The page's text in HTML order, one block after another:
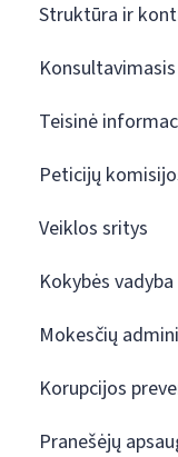
Struktūra ir
Teisinė
Peticijų
Veiklos sritys
Kokybės vadyba
Mokesčių
Korupcijos
Pranešėjų